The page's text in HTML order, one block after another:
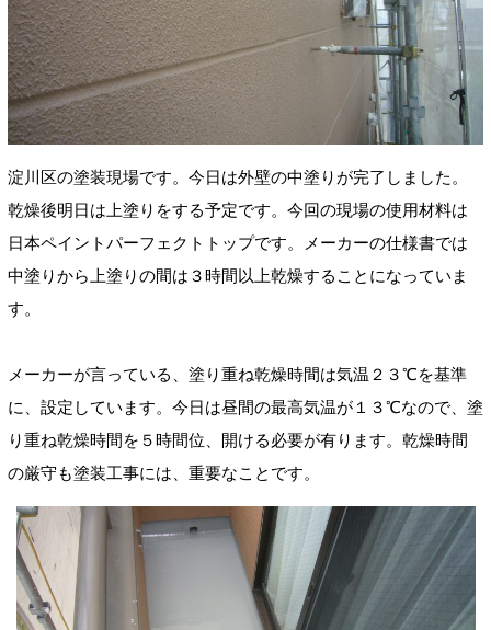
淀川区の塗装現場です。今日は外壁の中塗りが完了しました。
乾燥後明日は上塗りをする予定です。今回の現場の使用材料は
日本ペイントパーフェクトトップです。メーカーの仕様書では
中塗りから上塗りの間は３時間以上乾燥することになっていま
す。
メーカーが言っている、塗り重ね乾燥時間は気温２３℃を基準
に、設定しています。今日は昼間の最高気温が１３℃なので、塗
り重ね乾燥時間を５時間位、開ける必要が有ります。乾燥時間
の厳守も塗装工事には、重要なことです。